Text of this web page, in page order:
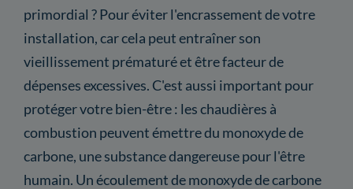
primordial ? Pour éviter l'encrassement de votre
installation, car cela peut entraîner son
vieillissement prématuré et être facteur de
dépenses excessives. C'est aussi important pour
protéger votre bien-être : les chaudières à
combustion peuvent émettre du monoxyde de
carbone, une substance dangereuse pour l'être
humain. Un écoulement de monoxyde de carbone